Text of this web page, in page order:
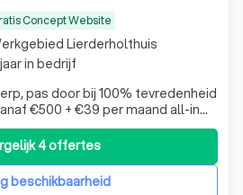
Concept Website
pas door bij 100% tevredenheid
all-in
hosting, onderhoud,
❌ Wordpress
beschikbaarheid
4 offertes
Lierderholthuis
in bedrijf